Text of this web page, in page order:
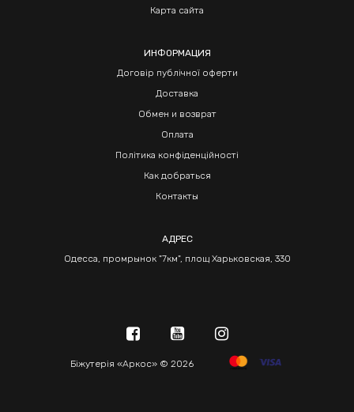
Карта сайта
ИНФОРМАЦИЯ
Договір публічної оферти
Доставка
Обмен и возврат
Оплата
Політика конфіденційності
Как добраться
Контакты
АДРЕС
Одесса, промрынок "7км", площ Харьковская, 330
Біжутерія «Аркос» © 2026